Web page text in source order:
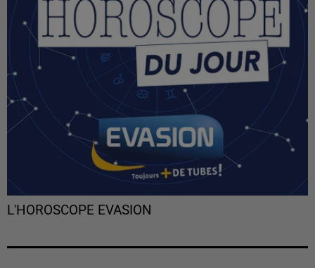
L'HOROSCOPE EVASION